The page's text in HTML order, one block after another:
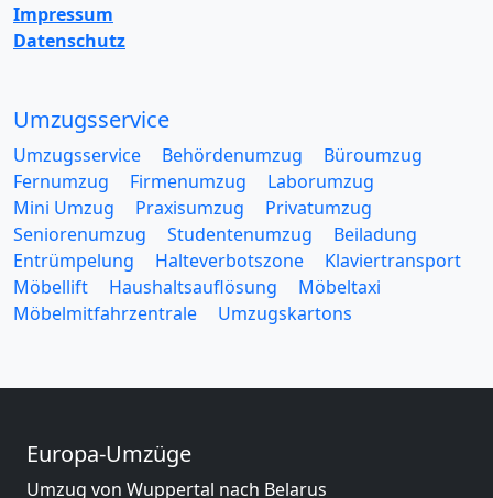
Impressum
Datenschutz
Umzugsservice
Umzugsservice Behördenumzug
Büroumzug
Fernumzug
Firmenumzug
Laborumzug
Mini Umzug
Praxisumzug
Privatumzug
Seniorenumzug
Studentenumzug
Beiladung
Entrümpelung
Halteverbotszone
Klaviertransport
Möbellift
Haushaltsauflösung
Möbeltaxi
Möbelmitfahrzentrale
Umzugskartons
Europa-Umzüge
Umzug von Wuppertal nach Belarus